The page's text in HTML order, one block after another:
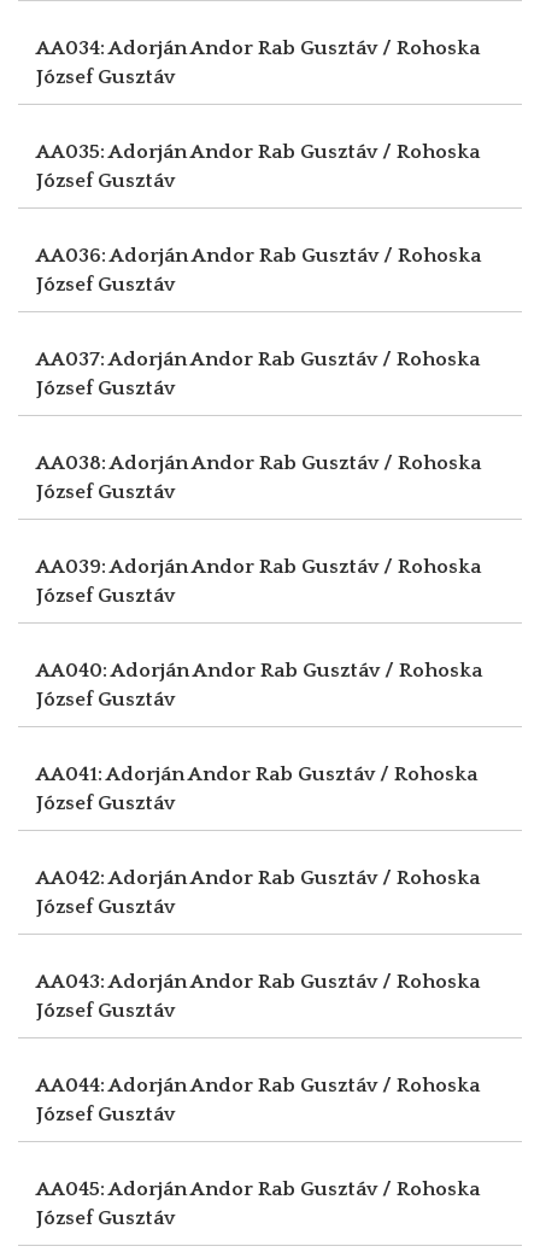
AA034: Adorján Andor Rab Gusztáv / Rohoska
József Gusztáv
AA035: Adorján Andor Rab Gusztáv / Rohoska
József Gusztáv
AA036: Adorján Andor Rab Gusztáv / Rohoska
József Gusztáv
AA037: Adorján Andor Rab Gusztáv / Rohoska
József Gusztáv
AA038: Adorján Andor Rab Gusztáv / Rohoska
József Gusztáv
AA039: Adorján Andor Rab Gusztáv / Rohoska
József Gusztáv
AA040: Adorján Andor Rab Gusztáv / Rohoska
József Gusztáv
AA041: Adorján Andor Rab Gusztáv / Rohoska
József Gusztáv
AA042: Adorján Andor Rab Gusztáv / Rohoska
József Gusztáv
AA043: Adorján Andor Rab Gusztáv / Rohoska
József Gusztáv
AA044: Adorján Andor Rab Gusztáv / Rohoska
József Gusztáv
AA045: Adorján Andor Rab Gusztáv / Rohoska
József Gusztáv